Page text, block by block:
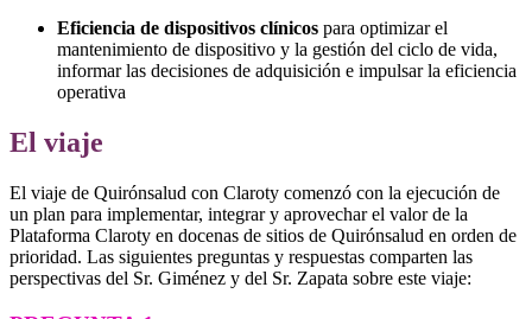
Eficiencia de dispositivos clínicos para optimizar el
mantenimiento de dispositivo y la gestión del ciclo de vida,
informar las decisiones de adquisición e impulsar la eficiencia
operativa
El viaje
El viaje de Quirónsalud con Claroty comenzó con la ejecución de
un plan para implementar, integrar y aprovechar el valor de la
Plataforma Claroty en docenas de sitios de Quirónsalud en orden de
prioridad. Las siguientes preguntas y respuestas comparten las
perspectivas del Sr. Giménez y del Sr. Zapata sobre este viaje: